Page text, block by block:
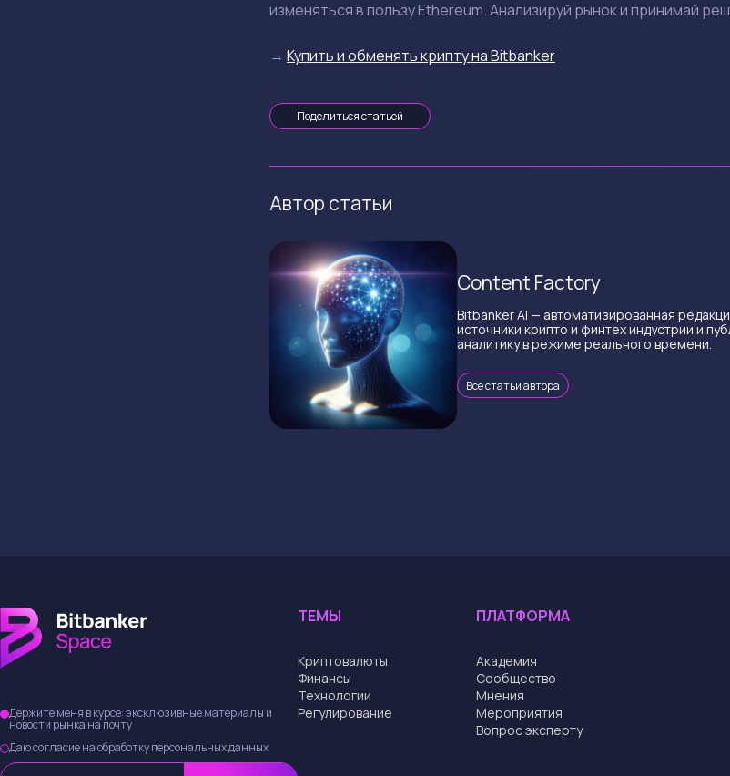
изменяться в пользу Ethereum. Анализируй рынок и принимай
→ Купить и обменять крипту на Bitbanker
Поделиться статьей
Автор статьи
Content Factory
Bitbanker AI — автоматизированная
источники крипто и финтех индустрии и
аналитику в режиме реального времени.
Все статьи автора
Держите меня в курсе: эксклюзивные материалы и
новости рынка на почту
Даю согласие на обработку персональных данных
ТЕМЫ
Криптовалюты
Финансы
Технологии
Регулирование
ПЛАТФОРМА
Академия
Cообщество
Мнения
Мероприятия
Вопрос эксперту